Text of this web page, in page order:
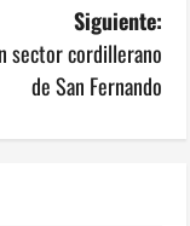
Siguiente:
sector cordillerano
de San Fernando